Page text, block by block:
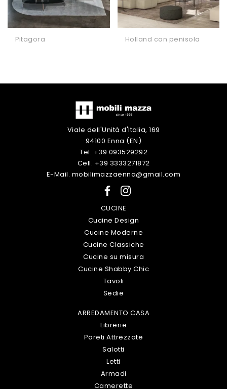
Pitagora Holland con penisola
Viale dell'Unità d'Italia, 169
94100 Enna (EN)
Tel. +39 093529292
Cell. +39 3333271872
E-Mail. mobilimazzaenna@gmail.com
CUCINE
Cucine Design
Cucine Moderne
Cucine Classiche
Cucine su misura
Cucine Shabby Chic
Tavoli
Sedie
ARREDAMENTO CASA
Librerie
Pareti Attrezzate
Salotti
Letti
Armadi
Camerette